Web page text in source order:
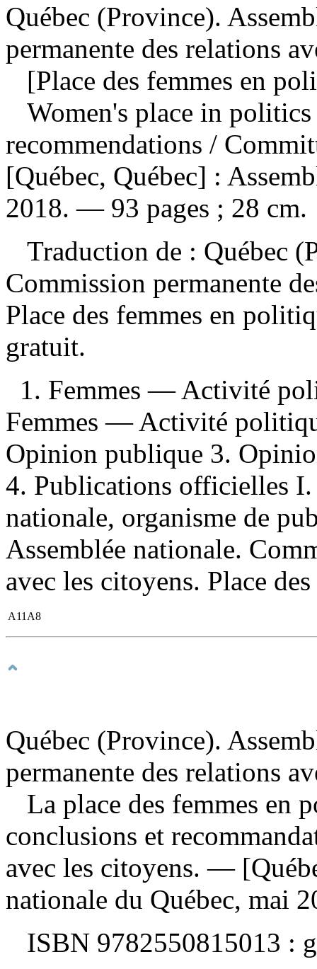
Québec (Province).
permanente des relations
[Place des femmes en
Women's place in
recommendations /
[Québec, Québec] :
2018. — 93 pages ; 28 cm.
Traduction de : Québec
Commission permanente
Place des femmes en
gratuit.
1. Femmes — Activité
Femmes — Activité
Opinion publique 3.
4. Publications officielles I.
nationale, organisme de
Assemblée nationale.
avec les citoyens. Place
A11A8
Québec (Province).
permanente des relations
La place des femmes en
conclusions et
avec les citoyens. —
nationale du Québec, mai
ISBN 9782550815013 :